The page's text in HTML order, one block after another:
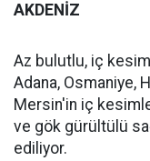
AKDENİZ
Az bulutlu, iç
Adana, Osmaniye,
Mersin'in iç
ve gök gürültülü
ediliyor.